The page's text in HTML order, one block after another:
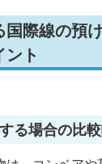
国際線の預
ト
る場合の比